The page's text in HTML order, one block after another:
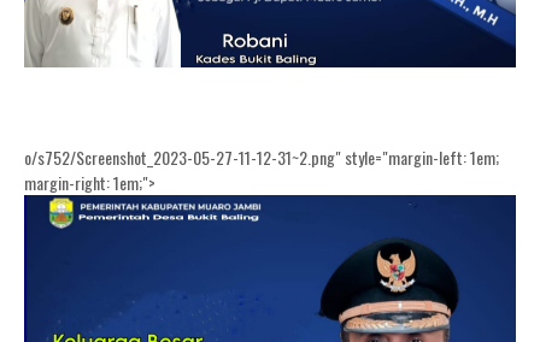
o/s752/Screenshot_2023-05-27-11-12-31~2.png" style="margin-left: 1em;
margin-right: 1em;">